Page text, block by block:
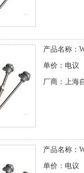
产品名称：
单价：电议
厂商：上海
产品名称：
单价：电议